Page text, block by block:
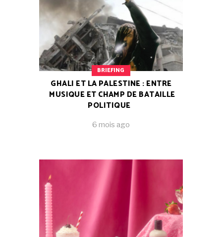
BRIEFING
GHALI ET LA PALESTINE : ENTRE
MUSIQUE ET CHAMP DE BATAILLE
POLITIQUE
6 mois ago